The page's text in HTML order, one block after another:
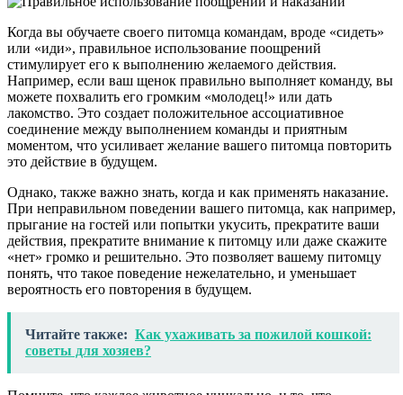
Когда вы обучаете своего питомца командам, вроде «сидеть»
или «иди», правильное использование поощрений
стимулирует его к выполнению желаемого действия.
Например, если ваш щенок правильно выполняет команду, вы
можете похвалить его громким «молодец!» или дать
лакомство. Это создает положительное ассоциативное
соединение между выполнением команды и приятным
моментом, что усиливает желание вашего питомца повторить
это действие в будущем.
Однако, также важно знать, когда и как применять наказание.
При неправильном поведении вашего питомца, как например,
прыгание на гостей или попытки укусить, прекратите ваши
действия, прекратите внимание к питомцу или даже скажите
«нет» громко и решительно. Это позволяет вашему питомцу
понять, что такое поведение нежелательно, и уменьшает
вероятность его повторения в будущем.
Читайте также: Как ухаживать за пожилой кошкой:
советы для хозяев?